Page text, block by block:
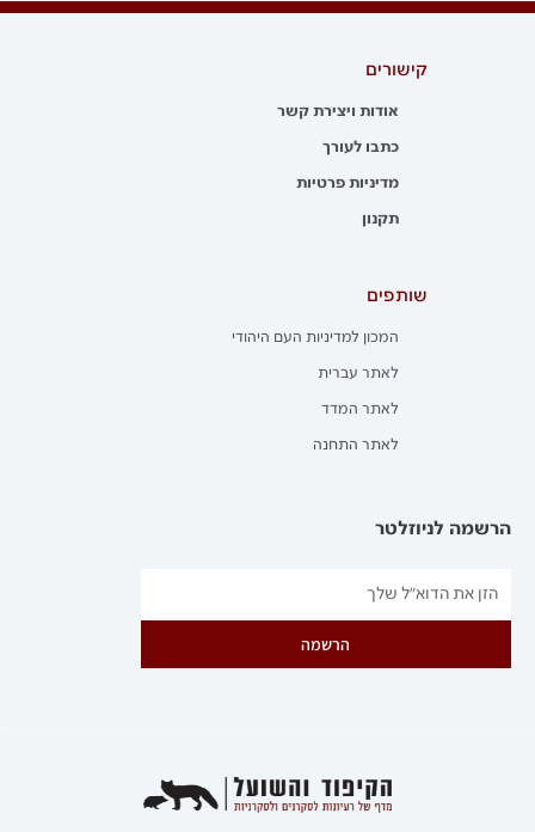
קישורים
אודות ויצירת קשר
כתבו לעורך
מדיניות פרטיות
תקנון
שותפים
המכון למדיניות העם היהודי
לאתר עברית
לאתר המדד
לאתר התחנה
הרשמה לניוזלטר
הרשמה